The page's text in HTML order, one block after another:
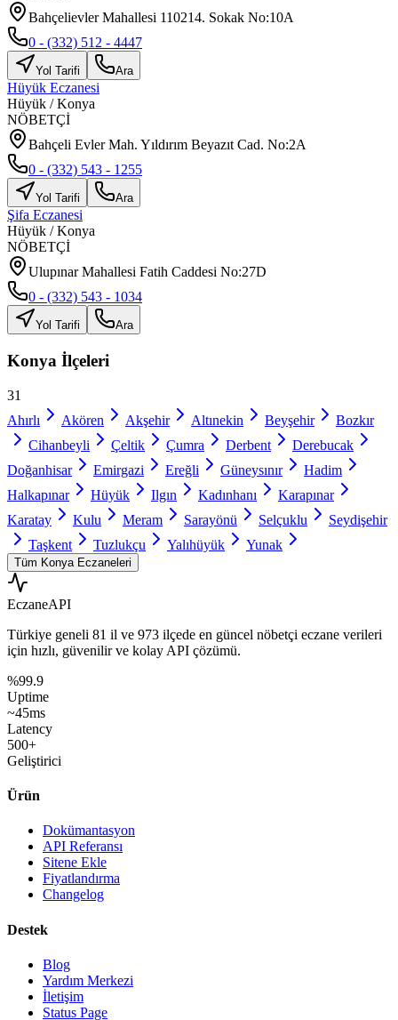
Bahçelievler Mahallesi 110214. Sokak No:10A
0 - (332) 512 - 4447
Yol Tarifi Ara
Hüyük Eczanesi
Hüyük /Konya
NÖBETÇİ
Bahçeli Evler Mah. Yıldırım Beyazıt Cad. No:2A
0 - (332) 543 - 1255
Yol Tarifi Ara
Şifa Eczanesi
Hüyük /Konya
NÖBETÇİ
Ulupınar Mahallesi Fatih Caddesi No:27D
0 - (332) 543 - 1034
Yol Tarifi Ara
Konya İlçeleri
31
Ahırlı
Akören Akşehir Altınekin Beyşehir
Bozkır
Cihanbeyli
Çeltik Çumra Derbent
Derebucak
Doğanhisar
Emirgazi Ereğli Güneysınır
Hadim
Halkapınar
Hüyük Ilgın Kadınhanı
Karapınar
Karatay
Kulu Meram Sarayönü Selçuklu
Seydişehir
Taşkent
Tuzlukçu Yalıhüyük Yunak
Tüm Konya Eczaneleri
EczaneAPI
Türkiye geneli 81 il ve 973 ilçede en güncel nöbetçi eczane verileri
için hızlı, güvenilir ve kolay API çözümü.
%99.9
Uptime
~45ms
Latency
500+
Geliştirici
Ürün
Dokümantasyon
API Referansı
Sitene Ekle
Fiyatlandırma
Changelog
Destek
Blog
Yardım Merkezi
İletişim
Status Page